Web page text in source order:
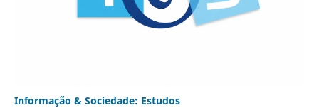
Informação & Sociedade: Estudos